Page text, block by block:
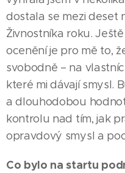
dostala se mezi deset
Živnostníka roku.
ocenění je pro mě to,
svobodně – na
které mi dávají smysl.
a dlouhodobou
kontrolu nad tím, jak
opravdový smysl a
Co bylo na startu